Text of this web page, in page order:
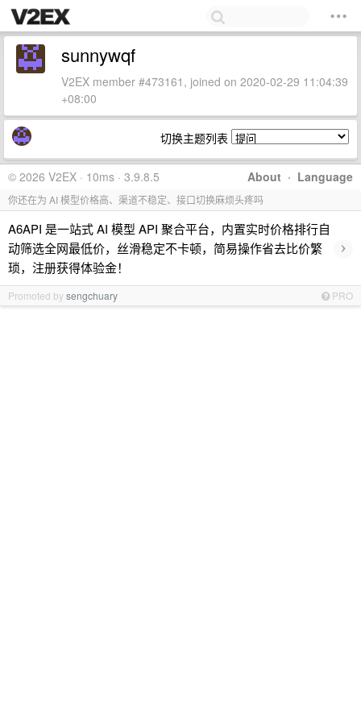
sunnywqf
V2EX member #473161, joined on 2020-02-29 11:04:39
+08:00
切换主题列表
About · Language
© 2026 V2EX · 10ms · 3.9.8.5
你还在为 AI 模型价格高、渠道不稳定、接口切换麻烦头疼吗
A6API 是一站式 AI 模型 API 聚合平台，内置实时价格排行自
动筛选全网最低价，丝滑稳定不卡顿，简易操作省去比价繁
琐，注册获得体验金！
›
Promoted bysengchuary PRO